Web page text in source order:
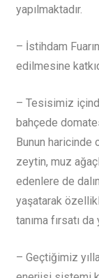
yapılmaktadır.
– İstihdam
edilmesine
– Tesisimiz
bahçede
Bunun haricinde
zeytin, muz
edenlere de
yaşatarak
tanıma fırsatı da
– Geçtiğimiz